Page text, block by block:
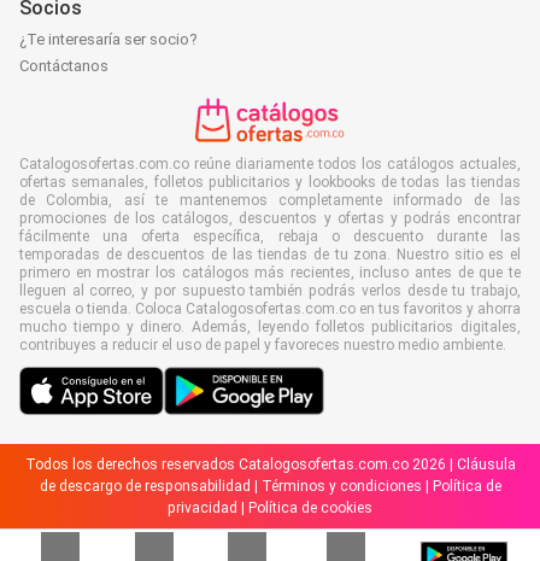
Socios
¿Te interesaría ser socio?
Contáctanos
Catalogosofertas.com.co reúne diariamente todos los catálogos actuales,
ofertas semanales, folletos publicitarios y lookbooks de todas las tiendas
de Colombia, así te mantenemos completamente informado de las
promociones de los catálogos, descuentos y ofertas y podrás encontrar
fácilmente una oferta específica, rebaja o descuento durante las
temporadas de descuentos de las tiendas de tu zona. Nuestro sitio es el
primero en mostrar los catálogos más recientes, incluso antes de que te
lleguen al correo, y por supuesto también podrás verlos desde tu trabajo,
escuela o tienda. Coloca Catalogosofertas.com.co en tus favoritos y ahorra
mucho tiempo y dinero. Además, leyendo folletos publicitarios digitales,
contribuyes a reducir el uso de papel y favoreces nuestro medio ambiente.
Todos los derechos reservados Catalogosofertas.com.co 2026 | Cláusula
de descargo de responsabilidad
Términos y condiciones
Política de
privacidad
Política de cookies